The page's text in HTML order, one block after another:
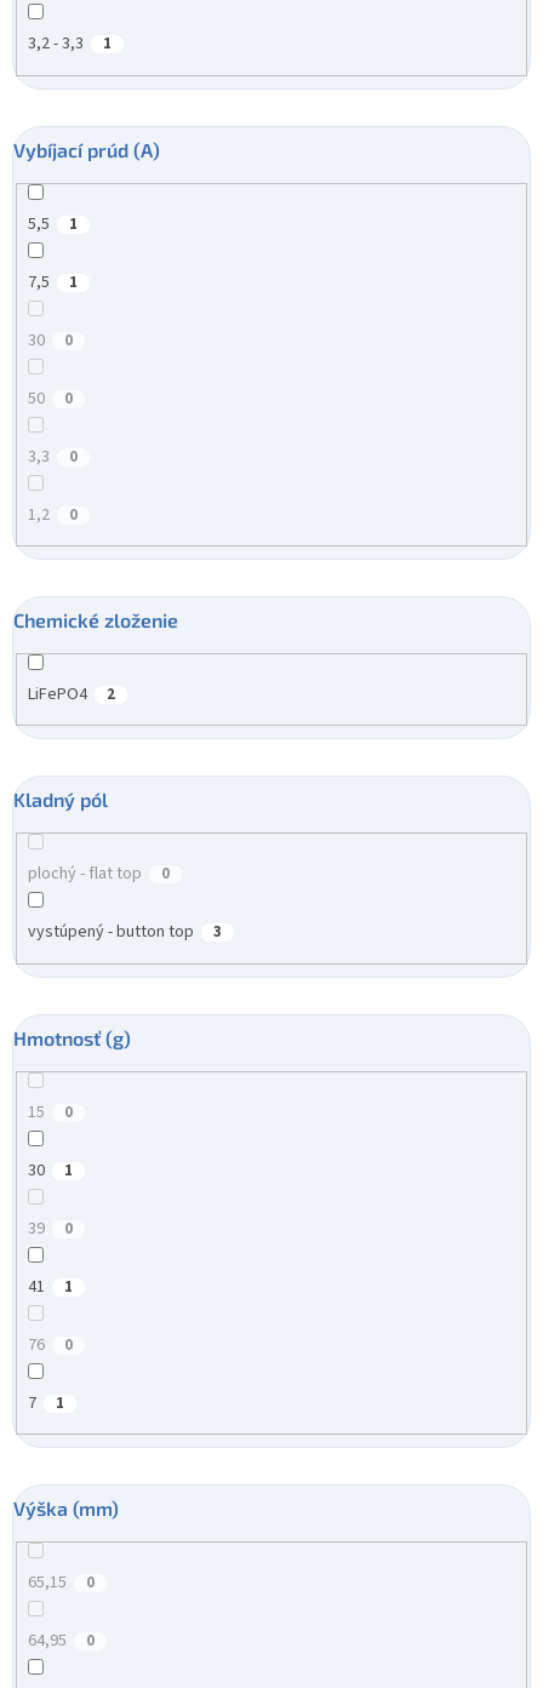
3,2 - 3,3 1
Vybíjací prúd (A)
5,5 1
7,5 1
30 0
50 0
3,3 0
1,2 0
Chemické zloženie
LiFePO4 2
Kladný pól
plochý - flat top 0
vystúpený - button top 3
Hmotnosť (g)
15 0
30 1
39 0
41 1
76 0
7 1
Výška (mm)
65,15 0
64,95 0